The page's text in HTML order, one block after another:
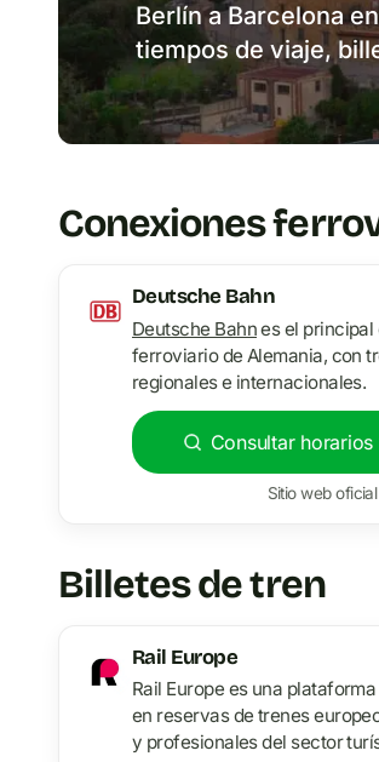
Berlín a Barcelona
tiempos de viaje,
Conexiones
Deutsche Bahn
Deutsche Bahnes el principal
ferroviario de Alemania, con
regionales e internacionales.
Consultar
Sitio web oficial
Billetes de tren
Rail Europe
Rail Europe es una
en reservas de trenes
y profesionales del sector